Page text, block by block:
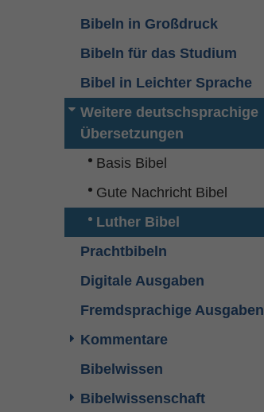
Bibeln in Großdruck
Bibeln für das Studium
Bibel in Leichter Sprache
Weitere deutschsprachige
Übersetzungen
Basis Bibel
Gute Nachricht Bibel
Luther Bibel
Prachtbibeln
Digitale Ausgaben
Fremdsprachige Ausgaben
Kommentare
Bibelwissen
Bibelwissenschaft